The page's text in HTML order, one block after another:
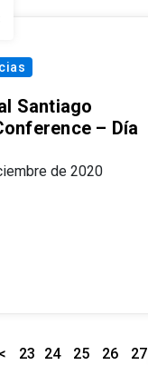
Santiago
– Día
de 2020
< 23 24 25 26 27